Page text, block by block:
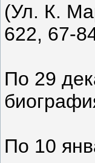
(Ул. К.
622, 67-
По 29
По 10